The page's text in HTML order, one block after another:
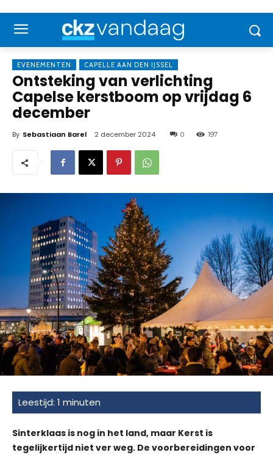
EVENEMENTEN CAPELLE AAN DEN IJSSEL
Ontsteking van verlichting
Capelse kerstboom op vrijdag 6
december
By Sebastiaan Barel 2 december 2024 0 197
Sinterklaas is nog in het land, maar Kerst is
tegelijkertijd niet ver weg. De voorbereidingen voor